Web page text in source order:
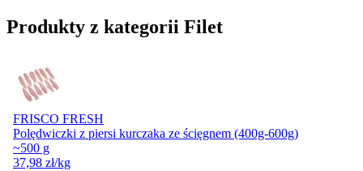
Produkty z kategorii Filet
FRISCO FRESH
Polędwiczki z piersi kurczaka ze ścięgnem (400g-600g)
~500 g
37,98 zł/kg